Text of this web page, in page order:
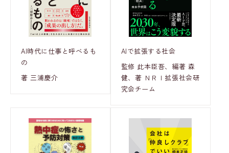
AI時代に仕事と呼べるも
の
著 三浦慶介
AIで拡張する社会
監修 此本臣吾、編著 森
健、著 ＮＲＩ拡張社会研
究会チーム